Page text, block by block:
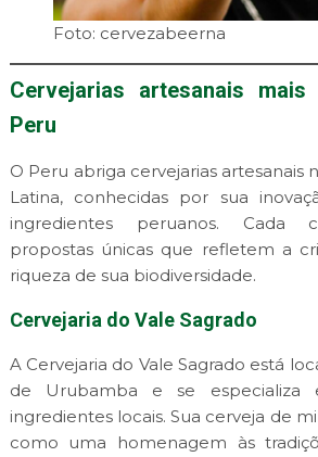
Foto: cervezabeerna
Cervejarias artesanais
Peru
O Peru abriga cervejarias artesanais
Latina, conhecidas por sua
ingredientes peruanos. Cada
propostas únicas que refletem a
riqueza de sua biodiversidade.
Cervejaria do Vale Sagrado
A Cervejaria do Vale Sagrado está
de Urubamba e se especializa
ingredientes locais. Sua cerveja de
como uma homenagem às